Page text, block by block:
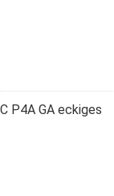
P4A GA eckiges